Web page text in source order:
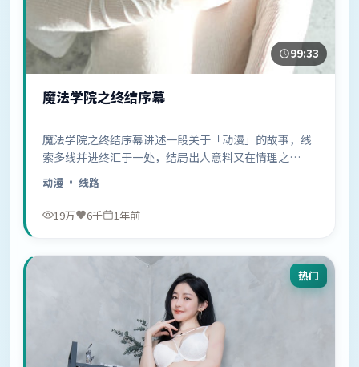
99:33
魔法学院之终结序幕
魔法学院之终结序幕讲述一段关于「动漫」的故事，线
索多线并进终汇于一处，结局出人意料又在情理之
中……
动漫 · 线路
19万 6千 1年前
热门